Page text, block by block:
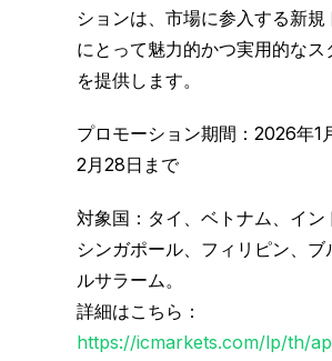
ションは、市場に参入する新規
にとって魅力的かつ実用的なス
を提供します。
プロモーション期間：2026年1
2月28日まで
対象国：タイ、ベトナム、イン
シンガポール、フィリピン、ブ
ルサラーム。
詳細はこちら：
https://icmarkets.com/lp/th/